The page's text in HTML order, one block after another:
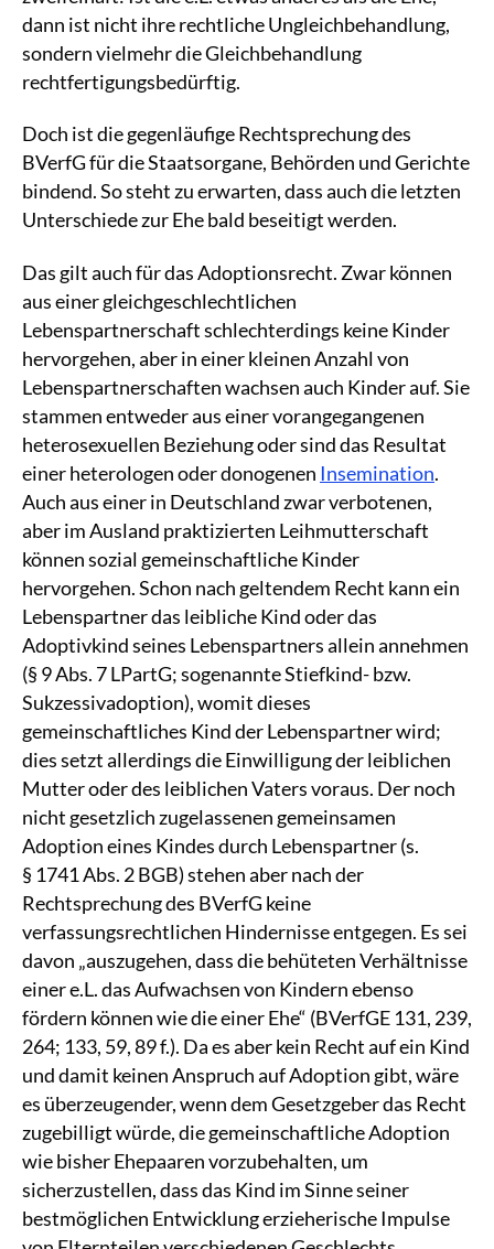
dann ist nicht ihre rechtliche Ungleichbehandlung,
sondern vielmehr die Gleichbehandlung
rechtfertigungsbedürftig.
Doch ist die gegenläufige Rechtsprechung des
BVerfG für die Staatsorgane, Behörden und Gerichte
bindend. So steht zu erwarten, dass auch die letzten
Unterschiede zur Ehe bald beseitigt werden.
Das gilt auch für das Adoptionsrecht. Zwar können
aus einer gleichgeschlechtlichen
Lebenspartnerschaft schlechterdings keine Kinder
hervorgehen, aber in einer kleinen Anzahl von
Lebenspartnerschaften wachsen auch Kinder auf. Sie
stammen entweder aus einer vorangegangenen
heterosexuellen Beziehung oder sind das Resultat
einer heterologen oder donogenen Insemination.
Auch aus einer in Deutschland zwar verbotenen,
aber im Ausland praktizierten Leihmutterschaft
können sozial gemeinschaftliche Kinder
hervorgehen. Schon nach geltendem Recht kann ein
Lebenspartner das leibliche Kind oder das
Adoptivkind seines Lebenspartners allein annehmen
(§ 9 Abs. 7 LPartG; sogenannte Stiefkind- bzw.
Sukzessivadoption), womit dieses
gemeinschaftliches Kind der Lebenspartner wird;
dies setzt allerdings die Einwilligung der leiblichen
Mutter oder des leiblichen Vaters voraus. Der noch
nicht gesetzlich zugelassenen gemeinsamen
Adoption eines Kindes durch Lebenspartner (s.
§ 1741 Abs. 2 BGB) stehen aber nach der
Rechtsprechung des BVerfG keine
verfassungsrechtlichen Hindernisse entgegen. Es sei
davon „auszugehen, dass die behüteten Verhältnisse
einer e.L. das Aufwachsen von Kindern ebenso
fördern können wie die einer Ehe“ (BVerfGE 131, 239,
264; 133, 59, 89 f.). Da es aber kein Recht auf ein Kind
und damit keinen Anspruch auf Adoption gibt, wäre
es überzeugender, wenn dem Gesetzgeber das Recht
zugebilligt würde, die gemeinschaftliche Adoption
wie bisher Ehepaaren vorzubehalten, um
sicherzustellen, dass das Kind im Sinne seiner
bestmöglichen Entwicklung erzieherische Impulse